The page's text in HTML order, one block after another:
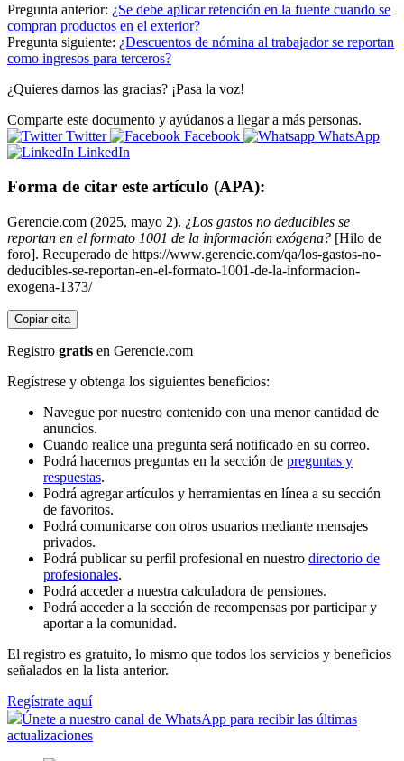
Pregunta anterior: ¿Se debe aplicar retención en la fuente cuando se
compran productos en el exterior?
Pregunta siguiente: ¿Descuentos de nómina al trabajador se reportan
como ingresos para terceros?
¿Quieres darnos las gracias? ¡Pasa la voz!
Comparte este documento y ayúdanos a llegar a más personas.
Twitter
Facebook
WhatsApp
LinkedIn
Forma de citar este artículo (APA):
Gerencie.com (2025, mayo 2). ¿Los gastos no deducibles se
reportan en el formato 1001 de la información exógena? [Hilo de
foro]. Recuperado de https://www.gerencie.com/qa/los-gastos-no-
deducibles-se-reportan-en-el-formato-1001-de-la-informacion-
exogena-1373/
Copiar cita
Registro gratis en Gerencie.com
Regístrese y obtenga los siguientes beneficios:
Navegue por nuestro contenido con una menor cantidad de
anuncios.
Cuando realice una pregunta será notificado en su correo.
Podrá hacernos preguntas en la sección de preguntas y
respuestas.
Podrá agregar artículos y herramientas en línea a su sección
de favoritos.
Podrá comunicarse con otros usuarios mediante mensajes
privados.
Podrá publicar su perfil profesional en nuestro directorio de
profesionales.
Podrá acceder a nuestra calculadora de pensiones.
Podrá acceder a la sección de recompensas por participar y
aportar a la comunidad.
El registro es gratuito, lo mismo que todos los servicios y beneficios
señalados en la lista anterior.
Regístrate aquí
Únete a nuestro canal de WhatsApp para recibir las últimas
actualizaciones